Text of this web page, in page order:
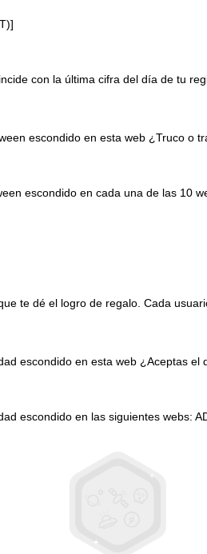
con la última cifra del día de tu
escondido en esta web ¿Truco o
escondido en cada una de las 10
te dé el logro de regalo. Cada
escondido en esta web ¿Aceptas el
escondido en las siguientes webs: